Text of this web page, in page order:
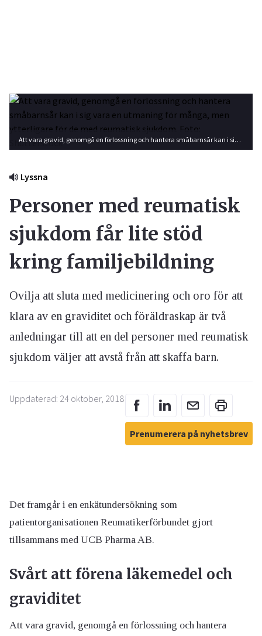
Att vara gravid, genomgå en förlossning och hantera småbarnsår kan i sig vara en utmaning för många, men ytterligare för de med reumatisk sjukdom. Foto: Shutterstock
Lyssna
Personer med reumatisk
sjukdom får lite stöd
kring familjebildning
Ovilja att sluta med medicinering och oro för att
klara av en graviditet och föräldraskap är två
anledningar till att en del personer med reumatisk
sjukdom väljer att avstå från att skaffa barn.
Uppdaterad: 24 oktober, 2018
Prenumerera på nyhetsbrev
Det framgår i en enkätundersökning som
patientorganisationen Reumatikerförbundet gjort
tillsammans med UCB Pharma AB.
Svårt att förena läkemedel och
graviditet
Att vara gravid, genomgå en förlossning och hantera